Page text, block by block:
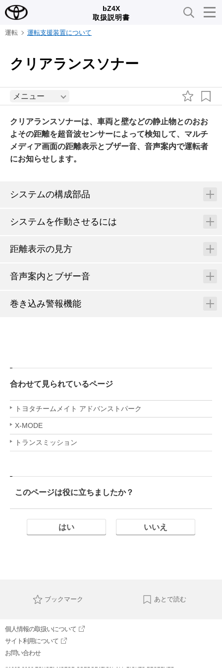
bZ4X
取扱説明書
運転 運転支援装置について
クリアランスソナー
メニュー
クリアランスソナーは、車両と壁などの静止物とのおお
よその距離を超音波センサーによって検知して、マルチ
メディア画面の距離表示とブザー音、音声案内で運転者
にお知らせします。
システムの構成部品
システムを作動させるには
距離表示の見方
音声案内とブザー音
巻き込み警報機能
合わせて見られているページ
トヨタチームメイト アドバンストパーク
X-MODE
トランスミッション
このページは役に立ちましたか？
はい いいえ
ブックマーク あとで読む
個人情報の取扱いについて
サイト利用について
お問い合わせ